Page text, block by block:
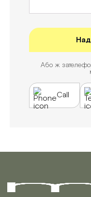
Або ж
Call